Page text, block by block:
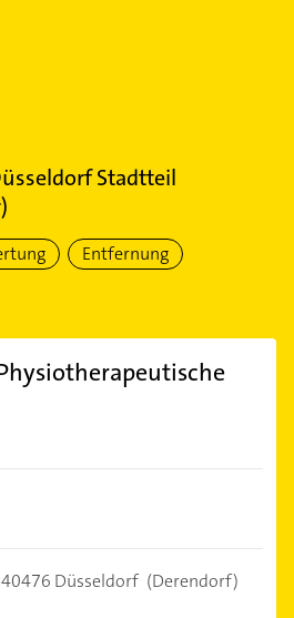
Stadtteil
Entfernung
40476 Düsseldorf (Derendorf)